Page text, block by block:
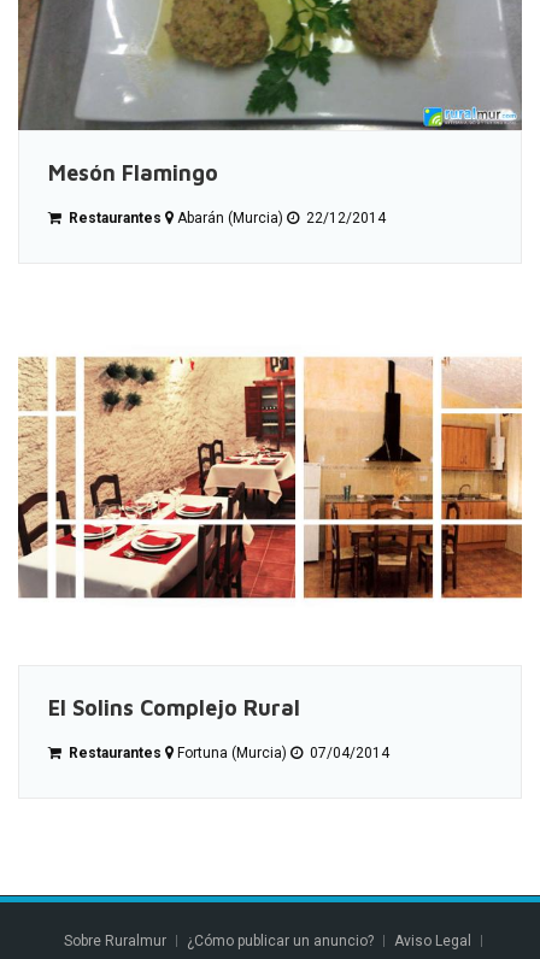
Mesón Flamingo
Restaurantes Abarán (Murcia) 22/12/2014
El Solins Complejo Rural
Restaurantes Fortuna (Murcia) 07/04/2014
Sobre Ruralmur ¿Cómo publicar un anuncio? Aviso Legal